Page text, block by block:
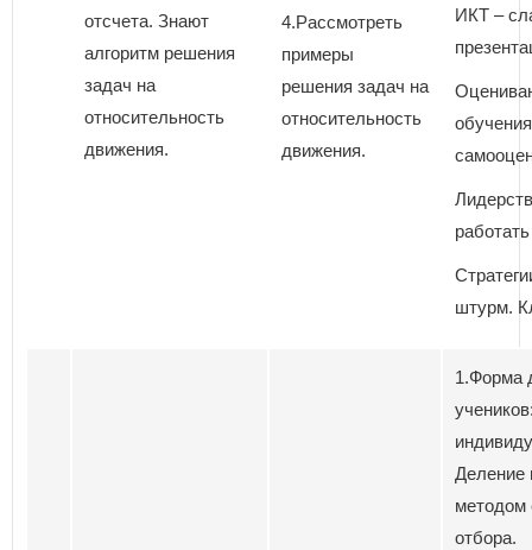
отсчета. Знают
алгоритм решения
задач на
относительность
движения.
4.Рассмотреть
примеры
решения задач на
относительность
движения.
ИКТ –
штурм.
1.Форма
Деление
методом
отбора.